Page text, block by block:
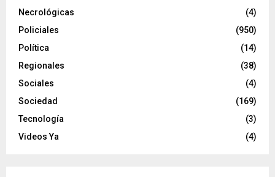
Necrológicas
(4)
Policiales
(950)
Política
(14)
Regionales
(38)
Sociales
(4)
Sociedad
(169)
Tecnología
(3)
Videos Ya
(4)